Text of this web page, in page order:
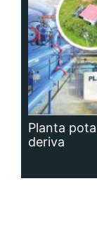
Planta
deriva